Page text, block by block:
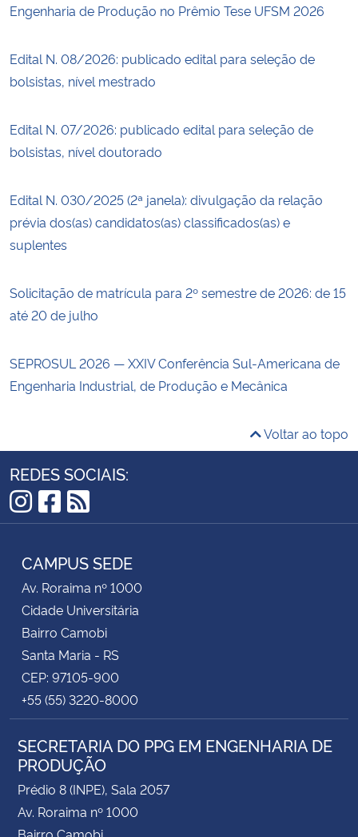
Engenharia de Produção no Prêmio Tese UFSM 2026
Edital N. 08/2026: publicado edital para seleção de
bolsistas, nível mestrado
Edital N. 07/2026: publicado edital para seleção de
bolsistas, nível doutorado
Edital N. 030/2025 (2ª janela): divulgação da relação
prévia dos(as) candidatos(as) classificados(as) e
suplentes
Solicitação de matrícula para 2º semestre de 2026: de 15
até 20 de julho
SEPROSUL 2026 — XXIV Conferência Sul-Americana de
Engenharia Industrial, de Produção e Mecânica
Voltar ao topo
REDES SOCIAIS:
Instagram
Facebook
RSS
CAMPUS SEDE
Av. Roraima nº 1000
Cidade Universitária
Bairro Camobi
Santa Maria - RS
CEP: 97105-900
+55 (55) 3220-8000
SECRETARIA DO PPG EM ENGENHARIA DE
PRODUÇÃO
Prédio 8 (INPE), Sala 2057
Av. Roraima nº 1000
Bairro Camobi